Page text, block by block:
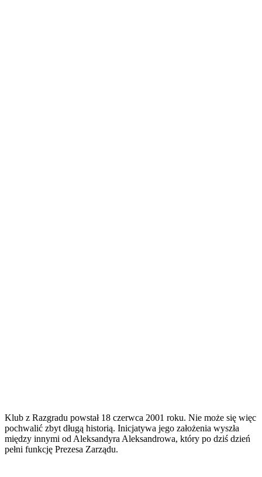
Klub z Razgradu powstał 18 czerwca 2001 roku. Nie może się więc
pochwalić zbyt długą historią. Inicjatywa jego założenia wyszła
między innymi od Aleksandyra Aleksandrowa, który po dziś dzień
pełni funkcję Prezesa Zarządu.